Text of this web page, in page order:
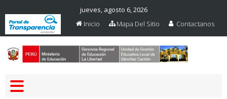
jueves, agosto 6, 2026
Inicio
Mapa Del Sitio Contactanos